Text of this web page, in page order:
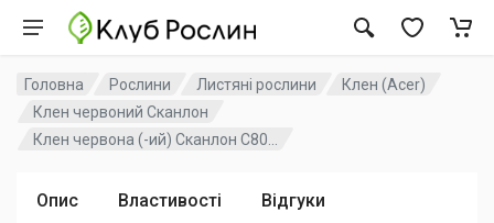
Головна Рослини Листяні рослини
Клен (Acer)
Клен червоний Сканлон
Клен червона (-ий) Сканлон C80...
Опис Властивості Відгуки